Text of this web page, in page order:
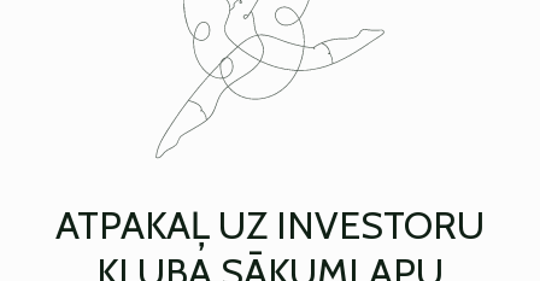
ATPAKAĻ UZ INVESTORU